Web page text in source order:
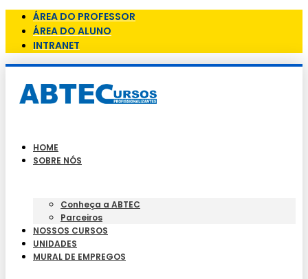
ÁREA DO PROFESSOR
ÁREA DO ALUNO
INTRANET
HOME
SOBRE NÓS
Conheça a ABTEC
Parceiros
NOSSOS CURSOS
UNIDADES
MURAL DE EMPREGOS